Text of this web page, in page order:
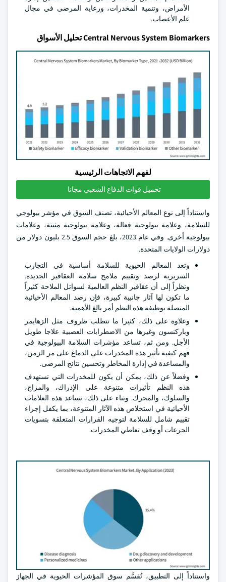
الأمراض، وتنمية المخدرات، ورعاية المرضى في مجال
علم الأعصاب.
Central Nervous System Biomarkers تحليل الأسواق
لفهم الاتجاهات الرئيسية
تحميل قوات الدفاع الشعبي مجانا
واستناداً إلى نوع المعالم الأحيائية، تصنف السوق في مؤشر بيولوجي
للسلامة، وعلامة بيولوجية فعالة، وعلامة بيولوجية مثبتة، وعلامات
بيولوجية أخرى. وفي عام 2023، بلغ حجم السوق 2.5 بليون دولار من
دولارات الولايات المتحدة.
وتعد المعالم الحيوية للسلامة أساسية في التجارب
السريرية لرصد وتقييم ملامح سلامة العقاقير الجديدة.
ونظراً إلى أن عقاقير النظم العالمية لسواتل الملاحة كثيراً
ما تكون لها آثار جانبية كبيرة، فإن رصد المعالم الأحيائية
المتصلة بوظيفة هذه النظم أمر بالغ الأهمية.
وعلاوة على ذلك، كثيرا ما تتطلب ظروف مثل الزهايمر
وباركنسون وغيرها من الاضطرابات العصبية علاجا طويل
الأجل. ومن ثم، تساعد مؤشرات السلامة البيولوجية في
فهم كيفية تأثير هذه المخدرات على الدماغ على مر الزمن،
والمساعدة في إدارة المخاطر وتحسين نتائج المرضى.
وفضلاً عن ذلك، يمكن أن يكون للمخدرات التي تستهدف
هذه النظم تأثيرات متنوعة على الإدراك، والمزاج،
والسلوك، والمحرك. وبناء على ذلك، تساعد هذه العلامات
الأحيائية في استخلاص هذه الآثار المتنوعة، بما يكفل إجراء
تقييم شامل للسلامة لتوجيه القرارات المتعلقة بتسويات
الجرعات أو وقف تعاطي المخدرات.
واستناداً إلى التطبيق، تُقسَّم سوق المؤشرات الحيوية في الجهاز